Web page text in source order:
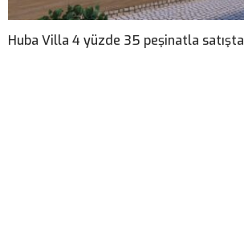
Huba Villa 4 yüzde 35 peşinatla satışta